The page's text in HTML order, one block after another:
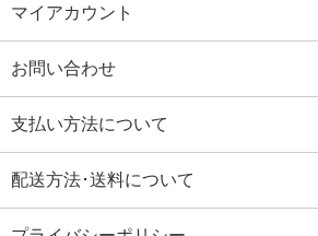
マイアカウント
お問い合わせ
支払い方法について
配送方法･送料について